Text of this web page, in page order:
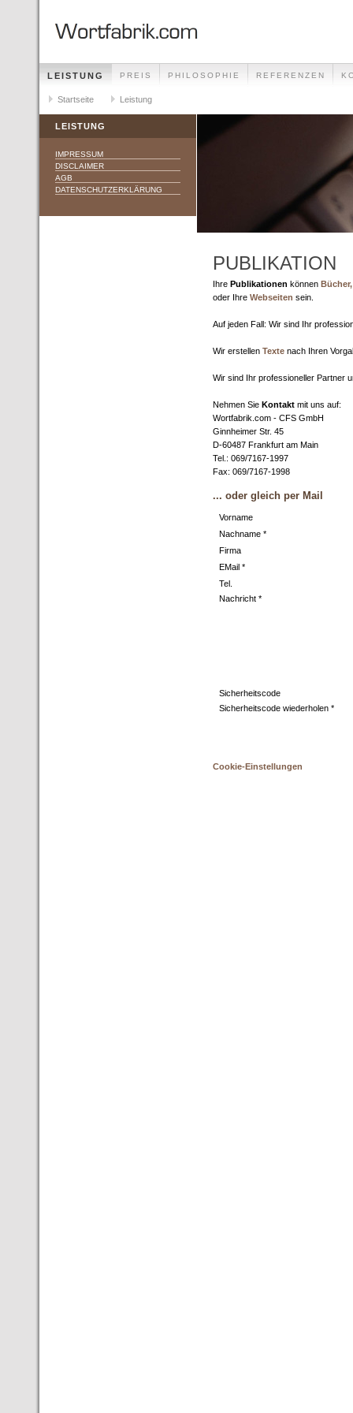
LEISTUNG PREIS PHILOSOPHIE REFERENZEN
Startseite Leistung
LEISTUNG
IMPRESSUM
DISCLAIMER
AGB
DATENSCHUTZERKLÄRUNG
PUBLIKATION
Ihre Publikationen können Bücher,
oder Ihre Webseiten sein.
Auf jeden Fall: Wir sind Ihr
Wir erstellen Texte nach Ihren
Wir sind Ihr professioneller Partner
Nehmen Sie Kontakt mit uns auf:
Wortfabrik.com - CFS GmbH
Ginnheimer Str. 45
D-60487 Frankfurt am Main
Tel.: 069/7167-1997
Fax: 069/7167-1998
... oder gleich per Mail
Vorname
Nachname *
Firma
EMail *
Tel.
Nachricht *
Sicherheitscode
Sicherheitscode wiederholen *
Cookie-Einstellungen